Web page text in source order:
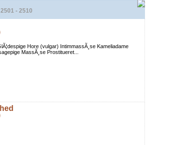
- 2510
Hore (vulgar) IntimmassÃ¸se Kameliadame
MassÃ¸se Prostitueret...